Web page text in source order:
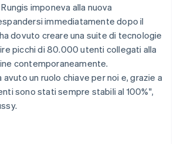
imponeva alla nuova
immediatamente dopo il
dovuto creare una suite di tecnologie
picchi di 80.000 utenti collegati alla
contemporaneamente.
un ruolo chiave per noi e, grazie a
sono stati sempre stabili al 100%",